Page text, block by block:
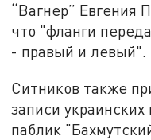
“Вагнер” Евгения
что "фланги
- правый и левый".
Ситников также
записи
паблик